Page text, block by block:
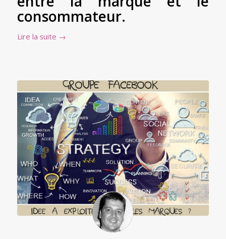
consommateur.
Lire la suite →